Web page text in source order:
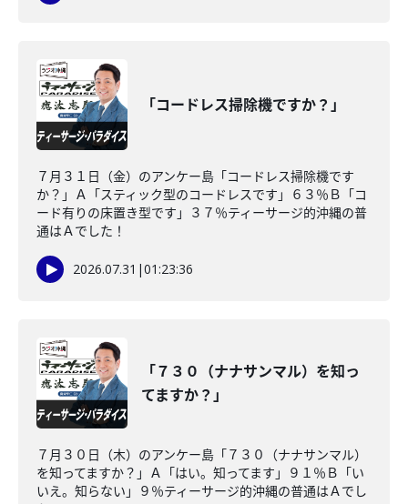
「コードレス掃除機ですか？」
７月３１日（金）のアンケー島「コードレス掃除機です
か？」Ａ「スティック型のコードレスです」６３％Ｂ「コ
ード有りの床置き型です」３７％ティーサージ的沖縄の普
通はＡでした！
2026.07.31 |01:23:36
「７３０（ナナサンマル）を知っ
てますか？」
７月３０日（木）のアンケー島「７３０（ナナサンマル）
を知ってますか？」Ａ「はい。知ってます」９１％Ｂ「い
いえ。知らない」９％ティーサージ的沖縄の普通はＡでし